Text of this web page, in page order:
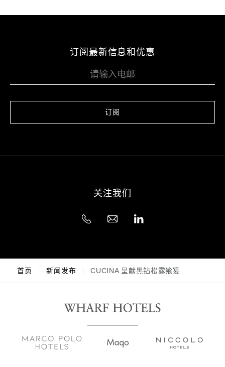
订阅最新信息和优惠
订阅
关注我们
首页 新闻发布 CUCINA 呈献黑钻松露飨宴